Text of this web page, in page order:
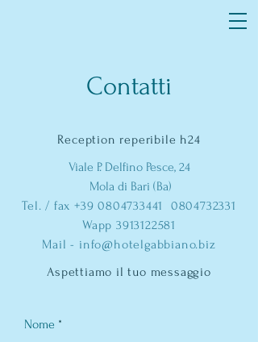
Contatti
Reception reperibile h24
Viale P. Delfino Pesce, 24
Mola di Bari (Ba)
Tel. / fax +39 0804733441
0804732331
Wapp 3913122581
Mail - info@hotelgabbiano.biz
Aspettiamo il tuo messaggio
Nome